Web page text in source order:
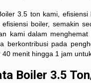
3.5 ton kami,
boiler, semakin
kami dalam
berkontribusi pada
menit hingga 1 jam
Boiler 3.5